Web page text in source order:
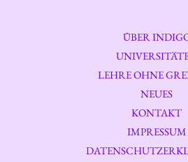
ÜBER
LEHRE OHNE
NEUES
KONTAKT
IMPRESSUM